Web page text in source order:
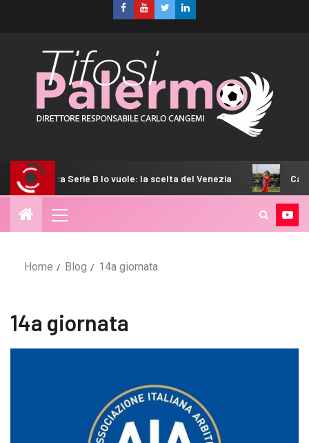
B lo vuole: la scelta del Venezia Calciomercato
Home Blog 14a giornata
14a giornata